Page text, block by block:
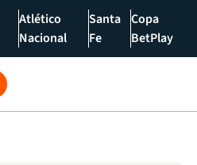
Atlético
Nacional
Santa
Fe
Copa
BetPlay